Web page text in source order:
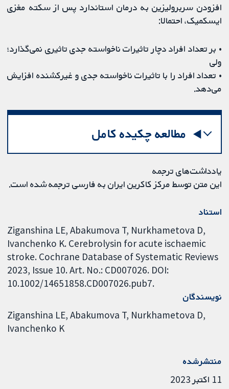
افزودن سربرولیزین به درمان استاندارد پس از سكته مغزی
ایسکمیک، احتمالا:
• بر تعداد افراد دچار تاثیرات ناخواسته جدی تاثیری نمی‌گذارد؛
ولی
• تعداد افراد را با تاثیرات ناخواسته جدی و غیرکشنده افزایش
می‌دهد.
مطالعه چکیده کامل
یادداشت‌های ترجمه
این متن توسط مرکز کاکرین ایران به فارسی ترجمه شده است.
استناد
Ziganshina LE, Abakumova T, Nurkhametova D,
Ivanchenko K. Cerebrolysin for acute ischaemic
stroke. Cochrane Database of Systematic Reviews
2023, Issue 10. Art. No.: CD007026. DOI:
10.1002/14651858.CD007026.pub7.
نویسندگان
Ziganshina LE Abakumova T Nurkhametova D
Ivanchenko K
منتشرشده
11 اکتبر 2023